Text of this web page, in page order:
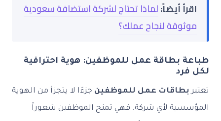
أيضاً:لماذا تحتاج لشركة استضافة سعودية
لنجاح عملك؟
بطاقة عمل للموظفين: هوية احترافية
بطاقات عمل للموظفينجزءًا لا يتجزأ من الهوية
لأي شركة. فهي تمنح الموظفين شعوراً